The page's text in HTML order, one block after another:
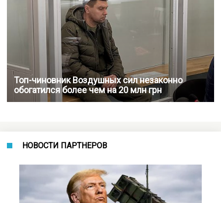
Топ-чиновник Воздушных сил незаконно
обогатился более чем на 20 млн грн
НОВОСТИ ПАРТНЕРОВ